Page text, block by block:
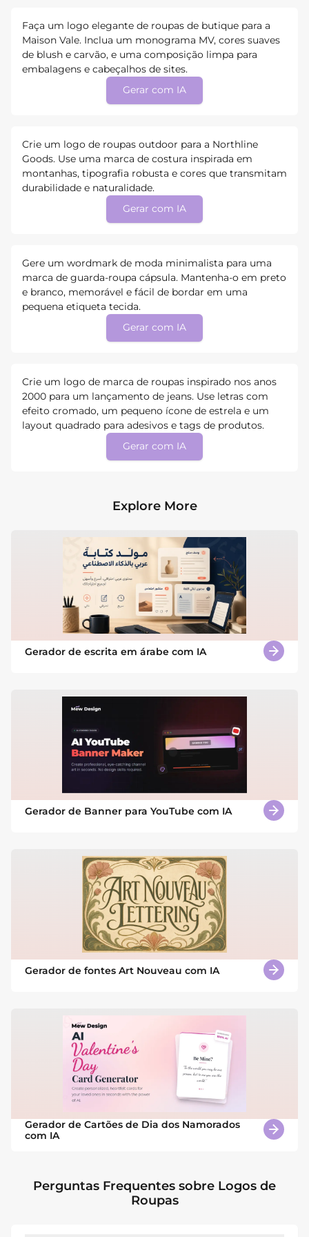
Faça um logo elegante de roupas de butique para a
Maison Vale. Inclua um monograma MV, cores suaves
de blush e carvão, e uma composição limpa para
embalagens e cabeçalhos de sites.
Gerar com IA
Crie um logo de roupas outdoor para a Northline
Goods. Use uma marca de costura inspirada em
montanhas, tipografia robusta e cores que transmitam
durabilidade e naturalidade.
Gerar com IA
Gere um wordmark de moda minimalista para uma
marca de guarda-roupa cápsula. Mantenha-o em preto
e branco, memorável e fácil de bordar em uma
pequena etiqueta tecida.
Gerar com IA
Crie um logo de marca de roupas inspirado nos anos
2000 para um lançamento de jeans. Use letras com
efeito cromado, um pequeno ícone de estrela e um
layout quadrado para adesivos e tags de produtos.
Gerar com IA
Explore More
Gerador de escrita em árabe com IA
Gerador de Banner para YouTube com IA
Gerador de fontes Art Nouveau com IA
Gerador de Cartões de Dia dos Namorados
com IA
Perguntas Frequentes sobre Logos de
Roupas